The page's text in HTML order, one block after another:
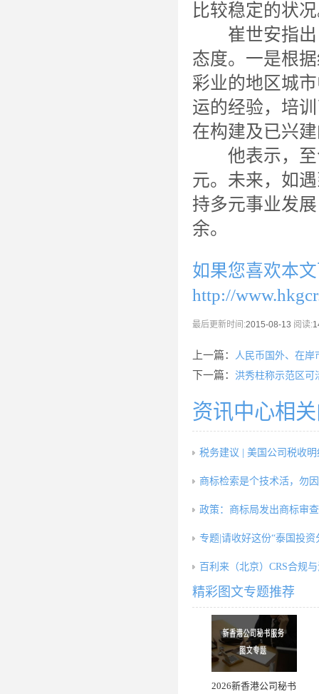
比较稳定的状
崔世安指出
态度。一是根
彩业的地区城
运的经验，培
在构建及已兴
他表示，至
元。未来，如
持多元事业发
余。
如果您喜欢本
http://
最后更新时间:2015-08-13 阅读:
上一篇： 人民币国外、在岸
下一篇： 洪秀柱称示范区可
资讯中心相
税务建议 | 美国公司税收明
商标检索是个技术活，勿
政策：商标局发出商标审
专题|请收好这份“泰国投资
百利来（北京）CRS合规
精彩图文专题推荐
2026新香港公司秘书